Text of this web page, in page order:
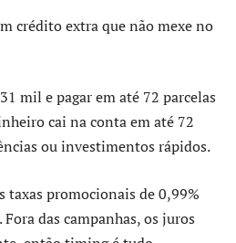
crédito extra que não mexe no
mil e pagar em até 72 parcelas
cai na conta em até 72
ou investimentos rápidos.
taxas promocionais de 0,99%
das campanhas, os juros